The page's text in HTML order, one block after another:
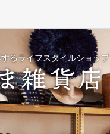
るライフスタイルショップ